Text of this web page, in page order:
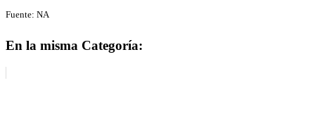
Fuente: NA
En la misma Categoría: